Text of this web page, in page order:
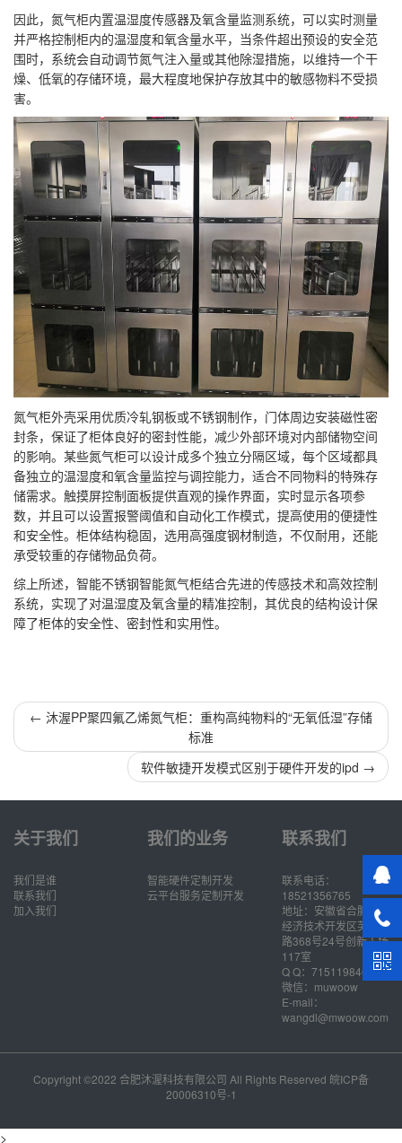
因此，氮气柜内置温湿度传感器及氧含量监测系统，可以实时测量
并严格控制柜内的温湿度和氧含量水平，当条件超出预设的安全范
围时，系统会自动调节氮气注入量或其他除湿措施，以维持一个干
燥、低氧的存储环境，最大程度地保护存放其中的敏感物料不受损
害。
氮气柜外壳采用优质冷轧钢板或不锈钢制作，门体周边安装磁性密
封条，保证了柜体良好的密封性能，减少外部环境对内部储物空间
的影响。某些氮气柜可以设计成多个独立分隔区域，每个区域都具
备独立的温湿度和氧含量监控与调控能力，适合不同物料的特殊存
储需求。触摸屏控制面板提供直观的操作界面，实时显示各项参
数，并且可以设置报警阈值和自动化工作模式，提高使用的便捷性
和安全性。柜体结构稳固，选用高强度钢材制造，不仅耐用，还能
承受较重的存储物品负荷。
综上所述，智能不锈钢智能氮气柜结合先进的传感技术和高效控制
系统，实现了对温湿度及氧含量的精准控制，其优良的结构设计保
障了柜体的安全性、密封性和实用性。
← 沐渥PP聚四氟乙烯氮气柜：重构高纯物料的“无氧低湿”存储
标准
软件敏捷开发模式区别于硬件开发的ipd →
关于我们
我们是谁
联系我们
加入我们
我们的业务
智能硬件定制开发
云平台服务定制开发
联系我们
联系电话：
18521356765
地址：安徽省合肥市
经济技术开发区芙蓉
路368号24号创新工场
117室
Q Q：715119846
微信：muwoow
E-mail：
wangdl@mwoow.com
Copyright ©2022 合肥沐渥科技有限公司 All Rights Reserved 皖ICP备
20006310号-1
>